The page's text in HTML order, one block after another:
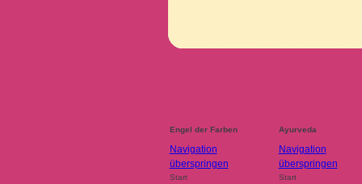
Engel der Farben
Navigation
überspringen
Start
Ayurveda
Navigation
überspringen
Start